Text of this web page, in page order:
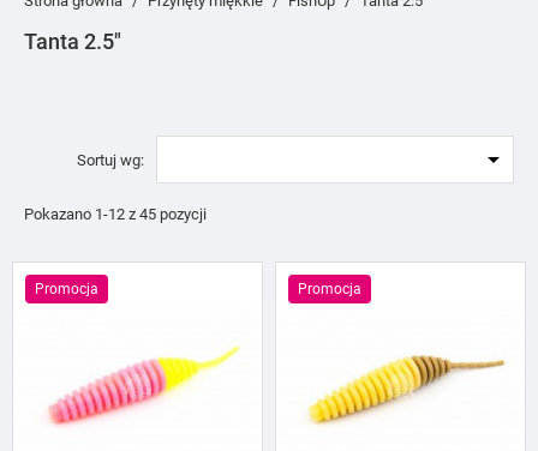
Tanta 2.5″
Sortuj wg: 
Pokazano 1-12 z 45 pozycji
Promocja Promocja